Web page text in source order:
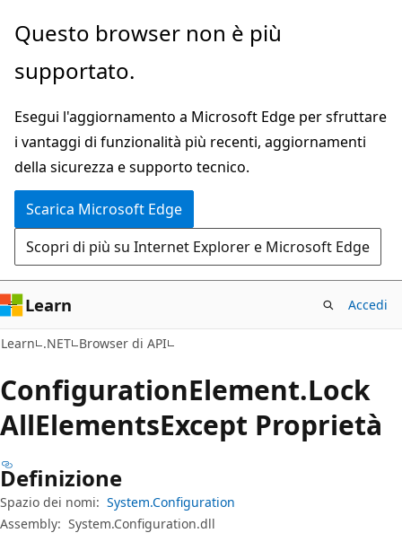
Ignora
passa
contenuto
principale
Passare
allo
spostamento
pagina
Questo browser non è più
supportato.
Esegui l'aggiornamento a Microsoft Edge per sfruttare
i vantaggi di funzionalità più recenti, aggiornamenti
della sicurezza e supporto tecnico.
Scarica Microsoft Edge
Scopri di più su Internet Explorer e Microsoft Edge
Learn Accedi
Learn .NET Browser di API
ConfigurationElement.Lock
AllElementsExcept Proprietà
Definizione
Spazio dei nomi: System.Configuration
Assembly: System.Configuration.dll